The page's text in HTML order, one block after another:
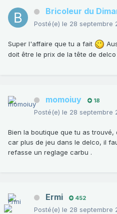
Bricoleur du
Posté(e) le 28 septembre
Super l'affaire que tu a fait
doit être le prix de la tête de
momoiuy 18
Posté(e) le 28 septembre
Bien la boutique que tu as
car plus de jeu dans le delco, il
refasse un reglage carbu .
Ermi 452
Posté(e) le 28 septembre